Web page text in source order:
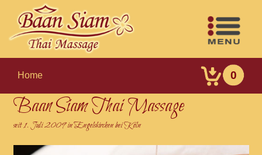
Home 0
Baan Siam Thai Massage
seit 1. Juli 2009 in Engelskirchen bei Köln